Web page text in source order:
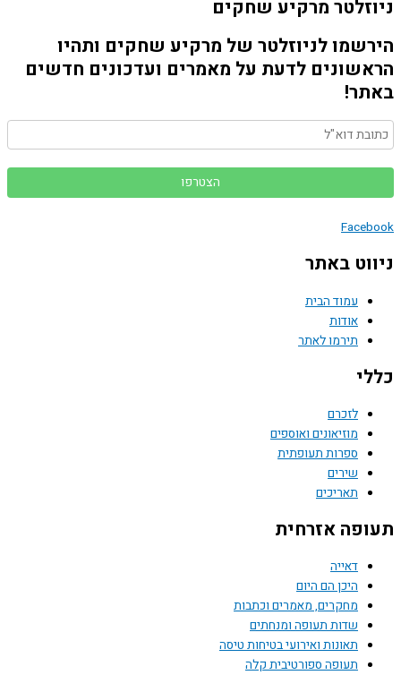
מרקיע שחקים
לניוזלטר של מרקיע שחקים ותהיו
לדעת על מאמרים ועדכונים חדשים
באתר
עמוד הבית
אודות
תירמו לאתר
לזכרם
מוזיאונים ואוספים
ספרות תעופתית
שירים
תאריכים
אזרחית
דאייה
היכן הם היום
מחקרים, מאמרים וכתבות
שדות תעופה ומנחתים
תאונות ואירועי בטיחות טיסה
תעופה ספורטיבית קלה